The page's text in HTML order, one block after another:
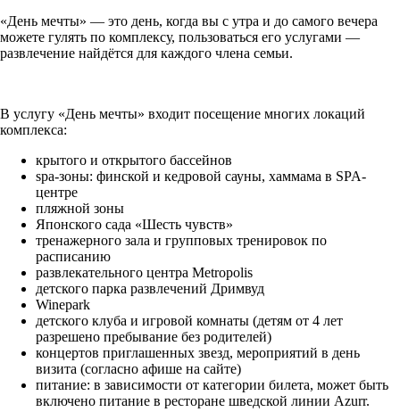
«День мечты» — это день, когда вы с утра и до самого вечера
можете гулять по комплексу, пользоваться его услугами —
развлечение найдётся для каждого члена семьи.
В услугу «День мечты» входит посещение многих локаций
комплекса:
крытого и открытого бассейнов
spa-зоны: финской и кедровой сауны, хаммама в SPA-
центре
пляжной зоны
Японского сада «Шесть чувств»
тренажерного зала и групповых тренировок по
расписанию
развлекательного центра Metropolis
детского парка развлечений Дримвуд
Winepark
детского клуба и игровой комнаты (детям от 4 лет
разрешено пребывание без родителей)
концертов приглашенных звезд, мероприятий в день
визита (согласно афише на сайте)
питание: в зависимости от категории билета, может быть
включено питание в ресторане шведской линии Azurr.